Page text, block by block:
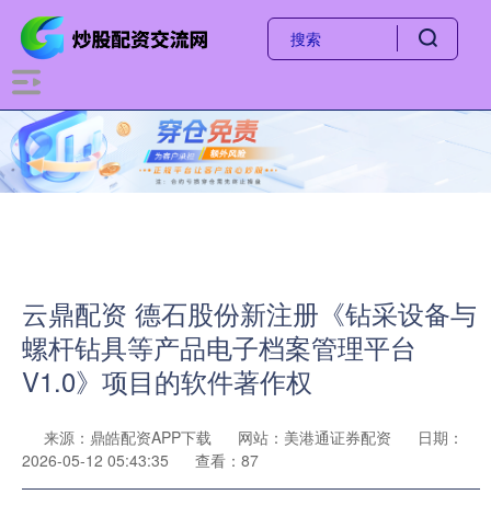
云鼎配资 德石股份新注册《钻采设备与
螺杆钻具等产品电子档案管理平台
V1.0》项目的软件著作权
来源：鼎皓配资APP下载 网站：美港通证券配资
日期：
2026-05-12 05:43:35
查看：87